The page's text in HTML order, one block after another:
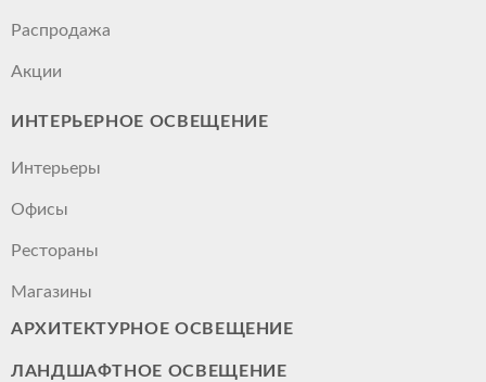
Распродажа
Акции
ИНТЕРЬЕРНОЕ ОСВЕЩЕНИЕ
Интерьеры
Офисы
Рестораны
Магазины
АРХИТЕКТУРНОЕ ОСВЕЩЕНИЕ
ЛАНДШАФТНОЕ ОСВЕЩЕНИЕ